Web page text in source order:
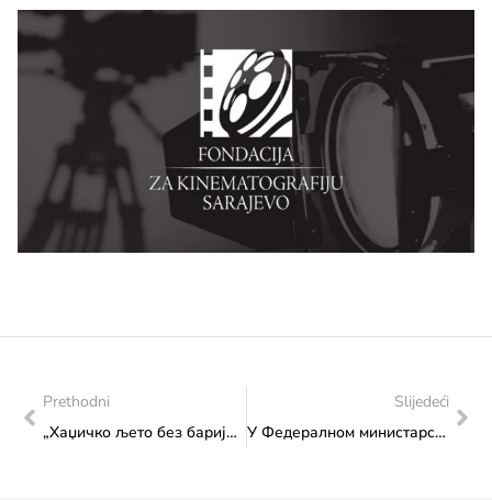
Prethodni
„Хаџичко љето без баријера“ – вечер инклузије и заједништва
Slijedeći
У Федералном министарству културе и спорта одржан састанак са представницима Боксерског клуба „Ступ“